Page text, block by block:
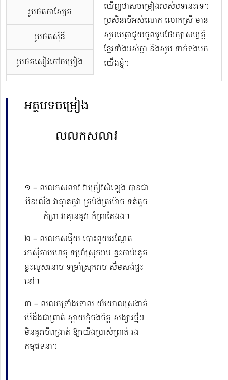
រូបថតកាសែ្សត
រូបថតស៊ីឌី
រូបថតសៀវភៅចម្រៀង
ឃើញថាសចម្រៀងរបស់បទនេះទេ។
ប្រសិនបើអស់លោក លោកស្រី មាន
សូមមេត្តាជួយចូលរួមថែរក្សាសម្បត្តិ
ខ្មែរទាំងអស់គ្នា និងសូម ទាក់ទងមក
យើងខ្ញុំ។
អត្ថបទចម្រៀង
លលកសលាវ
១ – លលកសលាវ វាក្រៀវសំឡេង បានជា
មិនរលីង វាគ្មានគូវា ត្រម៉ង់ត្រម៉ោច ទន់តូច
កំព្រា វាគ្មានគូវា កំព្រាតែឯង។
២ – លលកសរ៉ើយ បោះពូយអណ្ដែត
រកស៊ីតាមហេតុ ទម្រាំស្រុករាប ខ្លះកាប់រនូត
ខ្លះលូសរនាប ទម្រាំស្រុករាប សឹមសង់ផ្ទះ
នៅ។
៣ – លលកទ្រាំងទោល យំយោលស្រងាត់
បើដឹងជាព្រាត់ ស្តាយកុំចងចិត្ត សង្សារថ្មីៗ
មិនគួរបើពង្រាត់ ឱ្យយើងប្រាស់ព្រាត់ រង
កម្មវេទនា។